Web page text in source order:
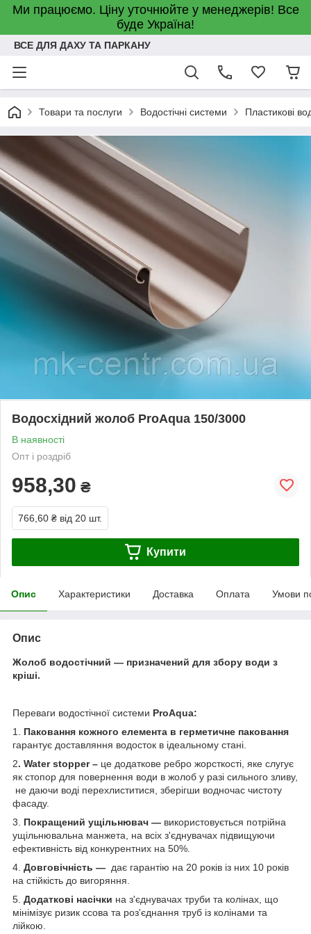
Ми працюємо. Ціну уточнюйте у менеджерів! Все
буде Україна!
ВСЕ ДЛЯ ДАХУ ТА ПАРКАНУ
Товари та послуги Водостічні системи Пластикові
Водосхідний жолоб ProAqua 150/3000
В наявності
Опт і роздріб
958,30 ₴
766,60 ₴ від 20 шт.
Купити
Опис Характеристики Доставка Оплата Умови
Опис
Жолоб водостічний — призначений для збору води з
кріші.
Переваги водостічної системи ProAqua:
1. Паковання кожного елемента в герметичне паковання
гарантує доставляння водосток в ідеальному стані.
2. Water stopper– це додаткове ребро жорсткості, яке слугує
як стопор для повернення води в жолоб у разі сильного зливу,
не даючи воді перехлиститися, зберігши водночас чистоту
фасаду.
3. Покращений ущільнювач — використовується потрійна
ущільнювальна манжета, на всіх з'єднувачах підвищуючи
ефективність від конкурентних на 50%.
4. Довговічність — дає гарантію на 20 років із них 10 років
на стійкість до вигоряння.
5. Додаткові насічки на з'єднувачах труби та колінах, що
мінімізує ризик ссова та роз'єднання труб із колінами та
лійкою.